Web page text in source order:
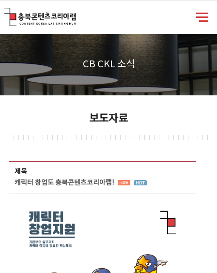
CB CKL 소식
보도자료
제목
캐릭터 창업도 충북콘텐츠코리아랩!